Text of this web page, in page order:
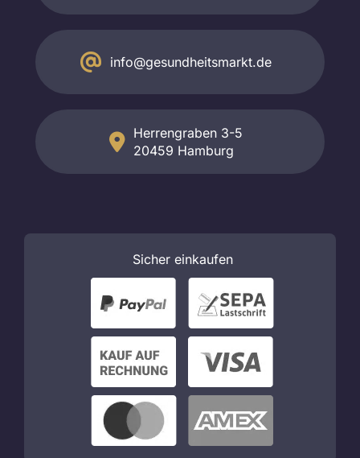
info@gesundheitsmarkt.de
Herrengraben 3-5
20459 Hamburg
Sicher einkaufen